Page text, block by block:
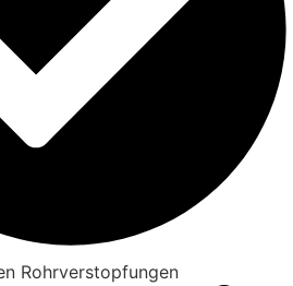
Rohrverstopfungen